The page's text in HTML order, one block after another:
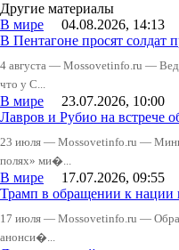
Другие материалы
В мире 04.08.2026, 14:13
В Пентагоне просят солдат
4 августа — Mossovetinfo.ru —
что у С...
В мире 23.07.2026, 10:00
Лавров и Рубио на встрече
23 июля — Mossovetinfo.ru —
полях» ми�...
В мире 17.07.2026, 09:55
Трамп в обращении к
17 июля — Mossovetinfo.ru —
анонси�...